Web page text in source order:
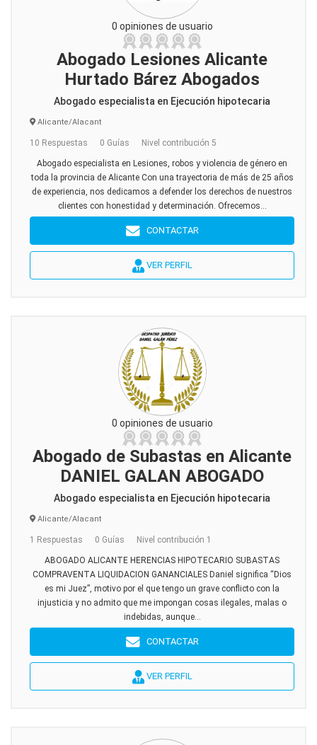
0 opiniones de usuario
Abogado Lesiones Alicante
Hurtado Bárez Abogados
Abogado especialista en Ejecución hipotecaria
Alicante/Alacant
10 Respuestas 0 Guías Nivel contribución 5
Abogado especialista en Lesiones, robos y violencia de género en
toda la provincia de Alicante Con una trayectoria de más de 25 años
de experiencia, nos dedicamos a defender los derechos de nuestros
clientes con honestidad y determinación. Ofrecemos...
CONTACTAR
VER PERFIL
0 opiniones de usuario
Abogado de Subastas en Alicante
DANIEL GALAN ABOGADO
Abogado especialista en Ejecución hipotecaria
Alicante/Alacant
1 Respuestas 0 Guías Nivel contribución 1
ABOGADO ALICANTE HERENCIAS HIPOTECARIO SUBASTAS
COMPRAVENTA LIQUIDACION GANANCIALES Daniel significa “Dios
es mi Juez”, motivo por el que tengo un grave conflicto con la
injusticia y no admito que me impongan cosas ilegales, malas o
indebidas, aunque...
CONTACTAR
VER PERFIL